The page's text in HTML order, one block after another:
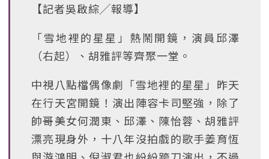
【記者吳啟綜╱報導】
「雪地裡的星星」熱鬧開鏡，演員邱澤
（右起）、胡雅評等齊聚一堂。
中視八點檔偶像劇「雪地裡的星星」昨天
在行天宮開鏡！演出陣容卡司堅強，除了
帥哥美女何潤東、邱澤、陳怡蓉、胡雅評
漂亮現身外，十八年沒拍戲的歌手姜育恆